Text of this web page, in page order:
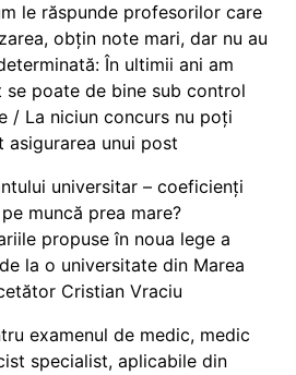
le răspunde profesorilor care
obțin note mari, dar nu au
În ultimii ani am
poate de bine sub control
/ La niciun concurs nu poți
asigurarea unui post
universitar – coeficienți
muncă prea mare?
propuse în noua lege a
la o universitate din Marea
Cristian Vraciu
examenul de medic, medic
specialist, aplicabile din